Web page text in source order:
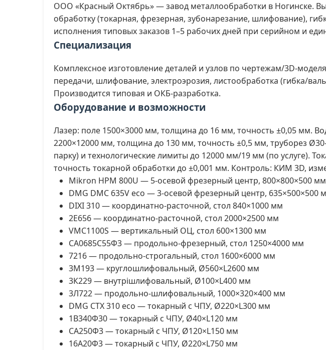
ООО «Красный Октябрь» — завод металлообработки в Ногинске.
обработку (токарная, фрезерная, зубонарезание, шлифование),
исполнения типовых заказов 1–5 рабочих дней при серийном и
Специализация
Комплексное изготовление деталей и узлов по чертежам/3D-
передачи, шлифование, электроэрозия, листообработка (гибка/
Производится типовая и ОКБ-разработка.
Оборудование и возможности
Лазер: поле 1500×3000 мм, толщина до 16 мм, точность ±0,05 мм.
2200×12000 мм, толщина до 130 мм, точность ±0,5 мм, труборез
парку) и технологические лимиты до 12000 мм/19 мм (по услуге).
точность токарной обработки до ±0,001 мм. Контроль: КИМ 3D,
Mikron HPM 800U — 5-осевой фрезерный центр, 800×800×500
DMG DMC 635V eco — 3-осевой фрезерный центр, 635×500×500
DIXI 310 — координатно-расточной, стол 840×1000 мм
2Е656 — координатно-расточной, стол 2000×2500 мм
VMC1100S — вертикальный ОЦ, стол 600×1300 мм
СА0685С55Ф3 — продольно-фрезерный, стол 1250×4000 мм
7216 — продольно-строгальный, стол 1600×6000 мм
3М193 — круглошлифовальный, Ø560×L2600 мм
3К229 — внутрішлифовальный, Ø100×L400 мм
3Л722 — продольно-шлифовальный, 1000×320×400 мм
DMG CTX 310 eco — токарный с ЧПУ, Ø220×L300 мм
1В340Ф30 — токарный с ЧПУ, Ø40×L120 мм
СА250Ф3 — токарный с ЧПУ, Ø120×L150 мм
16А20Ф3 — токарный с ЧПУ, Ø220×L750 мм